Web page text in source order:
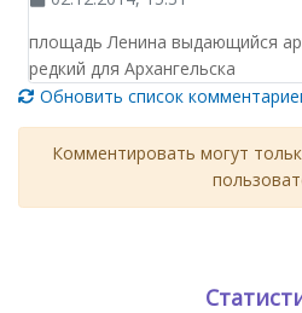
площадь Ленина выдающийся
редкий для Архангельска
Обновить список
Комментировать могут